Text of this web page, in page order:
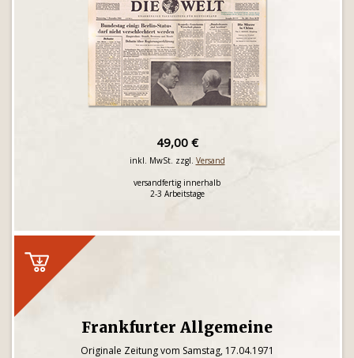
49,00 €
inkl. MwSt. zzgl. Versand
versandfertig innerhalb
2-3 Arbeitstage
Frankfurter Allgemeine
Originale Zeitung vom Samstag, 17.04.1971